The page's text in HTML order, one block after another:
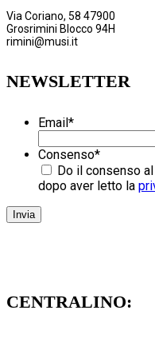
Via Coriano, 58 47900
Grosrimini Blocco 94H
rimini@musi.it
NEWSLETTER
Email*
Consenso*
Do il consenso
dopo aver letto la
CENTRALINO: